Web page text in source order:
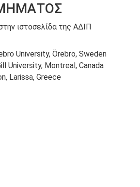
ιστοσελίδα της ΑΔΙΠ
University, Örebro, Sweden
University, Montreal, Canada
Larissa, Greece